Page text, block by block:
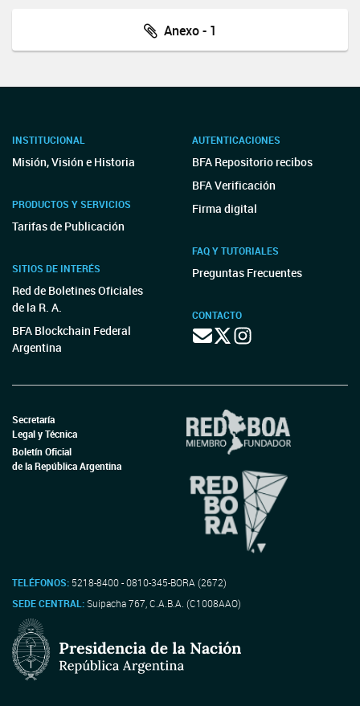
Anexo - 1
INSTITUCIONAL
Misión, Visión e Historia
PRODUCTOS Y SERVICIOS
Tarifas de Publicación
SITIOS DE INTERÉS
Red de Boletines Oficiales
de la R. A.
BFA Blockchain Federal
Argentina
AUTENTICACIONES
BFA Repositorio recibos
BFA Verificación
Firma digital
FAQ Y TUTORIALES
Preguntas Frecuentes
CONTACTO
Secretaría
Legal y Técnica
Boletín Oficial
de la República Argentina
TELÉFONOS: 5218-8400 - 0810-345-BORA (2672)
SEDE CENTRAL:Suipacha 767, C.A.B.A. (C1008AAO)